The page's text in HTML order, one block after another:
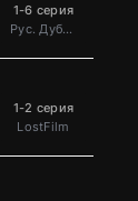
1-6 серия
Рус. Дублированный
1-2 серия
LostFilm